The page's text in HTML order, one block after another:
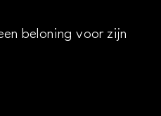
beloning voor zijn